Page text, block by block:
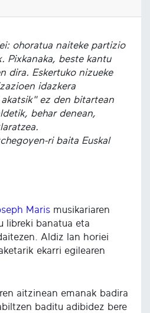
ohoratua naiteke partizio
Pixkanaka, beste kantu
dira. Eskertuko nizueke
idazkera
ez den bitartean
behar denean,
ri baita Euskal
Maris musikariaren
libreki banatua eta
Aldiz lan horiei
ekarri egilearen
aitzinean emanak badira
baditu adibidez bere